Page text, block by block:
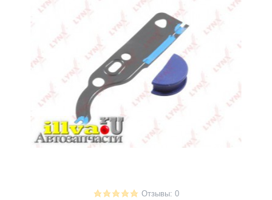
Отзывы: 0